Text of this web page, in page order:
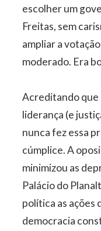
escolher um
Freitas, sem
ampliar a
moderado. Era
Acreditando que
liderança (e
nunca fez essa
cúmplice. A
minimizou as
Palácio do
política as ações
democracia